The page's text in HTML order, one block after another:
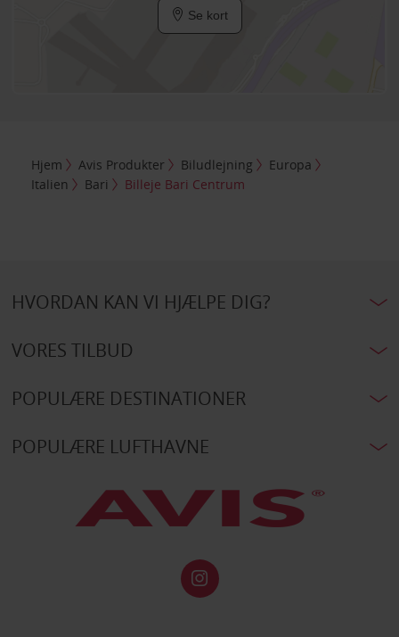
Se kort
Hjem Avis Produkter Biludlejning
Europa
Italien
Bari Billeje Bari Centrum
HVORDAN KAN VI HJÆLPE DIG?
VORES TILBUD
POPULÆRE DESTINATIONER
POPULÆRE LUFTHAVNE